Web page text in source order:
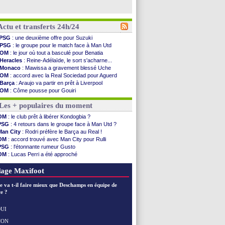
et transferts 24h/24
: une deuxième offre pour Suzuki
PSG : le groupe pour le match face à Man Utd
OM : le jour où tout a basculé pour Benatia
Heracles : Reine-Adélaïde, le sort s'acharne...
Monaco : Mawissa a gravement blessé Uche
OM : accord avec la Real Sociedad pour Aguerd
Barça : Araujo va partir en prêt à Liverpool
OM : Côme pousse pour Gouiri
Man Utd: le groupe pour défier le PSG
: Caen premier leader
: Højbjerg, son agent maintient le suspense
: Gouiri évoque son avenir
: le transfert d'Asllani tombe à l'eau
: 1ère utilisation du Football Video Support
: Benatia envoie une pique à Longoria
: Al-Ahli veut Pape Gueye
: la dernière saison de Fonseca ?
: un gardien norvégien en approche ?
: 4 retours dans le groupe face à Man Utd ...
+ populaires du moment
: le club prêt à libérer Kondogbia ?
: 4 retours dans le groupe face à Man Utd ?
City : Rodri préfère le Barça au Real !
: accord trouvé avec Man City pour Rulli
: l'étonnante rumeur Gusto
: Lucas Perri a été approché
: Owori battu à mort à Kampala
Maxifoot
va t-il faire mieux que Deschamps en équipe de
?